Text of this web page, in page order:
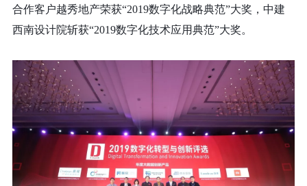
合作客户越秀地产荣获“2019数字化战略典范”大奖，中建
西南设计院斩获“2019数字化技术应用典范”大奖。